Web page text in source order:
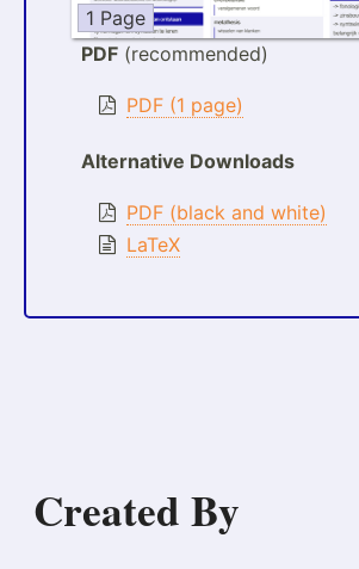
1 Page
PDF (recommended)
PDF (1 page)
Alternative Downloads
PDF (black and white)
LaTeX
Created By